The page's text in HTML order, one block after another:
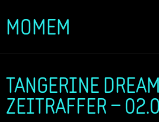
Zum
MOMEM
TANGERINE
ZEITRAFFER –